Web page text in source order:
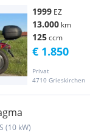
1999 EZ
13.000 km
125ccm
Privat
4710 Grieskirchen
€ 1.850
(10 kW)